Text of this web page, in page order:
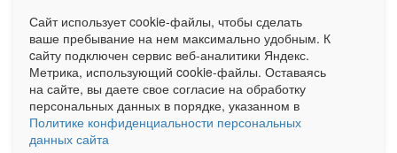
на Сетевое издание «ОрелТаймс» обязательна.
Ограниченная статистика посещаемости доступна на сайте
Liveinternet.ru . Подробная статистика для рекламодателей по запросу
у менеджера.
Реклама Документы О нас Контакты
Сайт использует cookie-файлы, чтобы сделать
ваше пребывание на нем максимально удобным. К
cайту подключен сервис веб-аналитики Яндекс.
Метрика, использующий cookie-файлы. Оставаясь
на сайте, вы даете свое согласие на обработку
персональных данных в порядке, указанном в
Политике конфиденциальности персональных
данных сайта